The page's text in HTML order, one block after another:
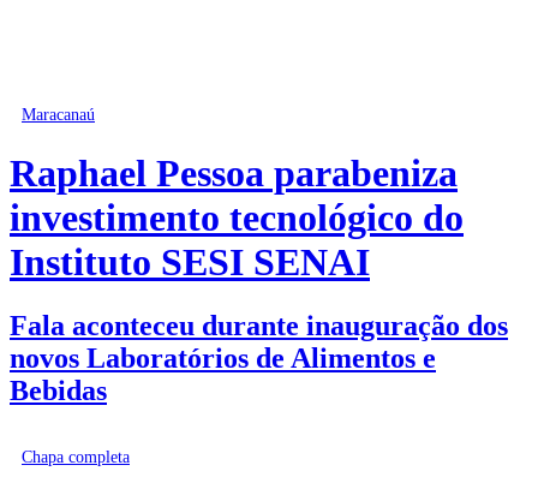
Maracanaú
Raphael Pessoa parabeniza
investimento tecnológico do
Instituto SESI SENAI
Fala aconteceu durante inauguração dos
novos Laboratórios de Alimentos e
Bebidas
Chapa completa